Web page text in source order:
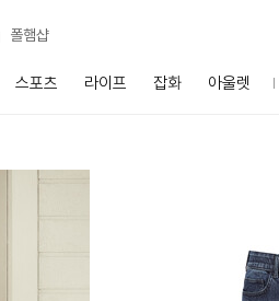
폴햄샵
스포츠 라이프 잡화 아울렛